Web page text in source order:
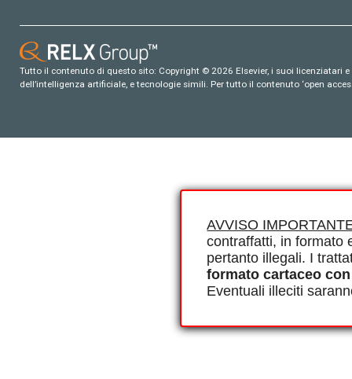
AVVISO
contraffatti, in formato
pertanto illegali. I
formato cartaceo
Eventuali illeciti
Tutto il contenuto di questo sito: Copyright © 2026 Elsevier, i suoi
dell’intelligenza artificiale, e tecnologie simili. Per tutto il contenuto ‘open